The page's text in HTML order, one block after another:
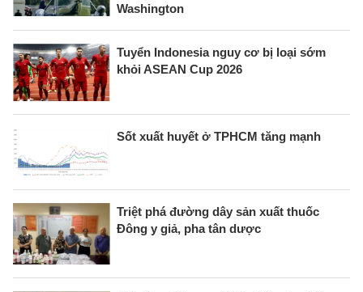
Washington
Tuyển Indonesia nguy cơ bị loại sớm
khỏi ASEAN Cup 2026
Sốt xuất huyết ở TPHCM tăng mạnh
Triệt phá đường dây sản xuất thuốc
Đông y giả, pha tân dược